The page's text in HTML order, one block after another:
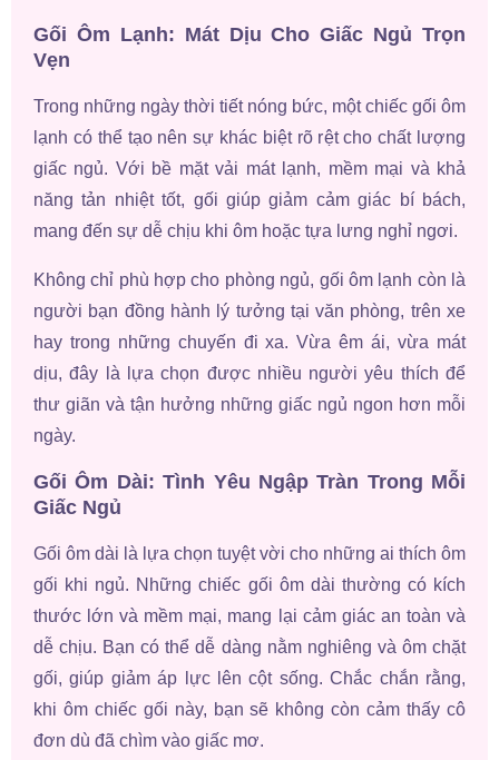
Gối Ôm Lạnh: Mát Dịu Cho Giấc Ngủ Trọn
Vẹn
Trong những ngày thời tiết nóng bức, một chiếc gối ôm
lạnh có thể tạo nên sự khác biệt rõ rệt cho chất lượng
giấc ngủ. Với bề mặt vải mát lạnh, mềm mại và khả
năng tản nhiệt tốt, gối giúp giảm cảm giác bí bách,
mang đến sự dễ chịu khi ôm hoặc tựa lưng nghỉ ngơi.
Không chỉ phù hợp cho phòng ngủ, gối ôm lạnh còn là
người bạn đồng hành lý tưởng tại văn phòng, trên xe
hay trong những chuyến đi xa. Vừa êm ái, vừa mát
dịu, đây là lựa chọn được nhiều người yêu thích để
thư giãn và tận hưởng những giấc ngủ ngon hơn mỗi
ngày.
Gối Ôm Dài: Tình Yêu Ngập Tràn Trong Mỗi
Giấc Ngủ
Gối ôm dài là lựa chọn tuyệt vời cho những ai thích ôm
gối khi ngủ. Những chiếc gối ôm dài thường có kích
thước lớn và mềm mại, mang lại cảm giác an toàn và
dễ chịu. Bạn có thể dễ dàng nằm nghiêng và ôm chặt
gối, giúp giảm áp lực lên cột sống. Chắc chắn rằng,
khi ôm chiếc gối này, bạn sẽ không còn cảm thấy cô
đơn dù đã chìm vào giấc mơ.